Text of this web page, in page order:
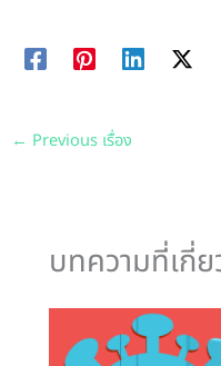
← Previous เรื่อง
บทความที่เกี่